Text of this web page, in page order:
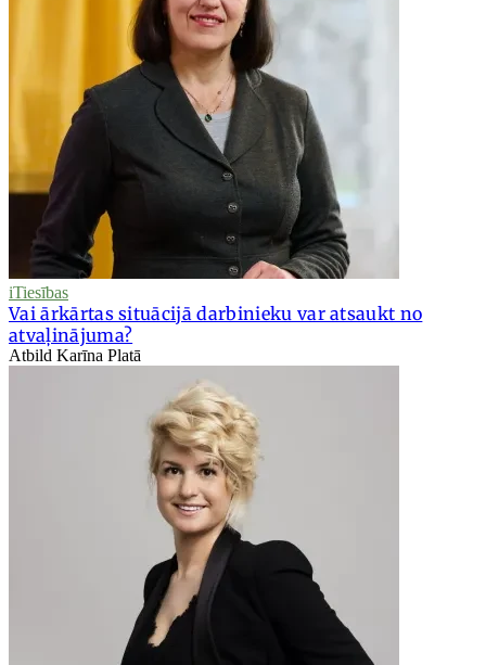
iTiesības
Vai ārkārtas situācijā darbinieku var atsaukt no
atvaļinājuma?
Atbild Karīna Platā